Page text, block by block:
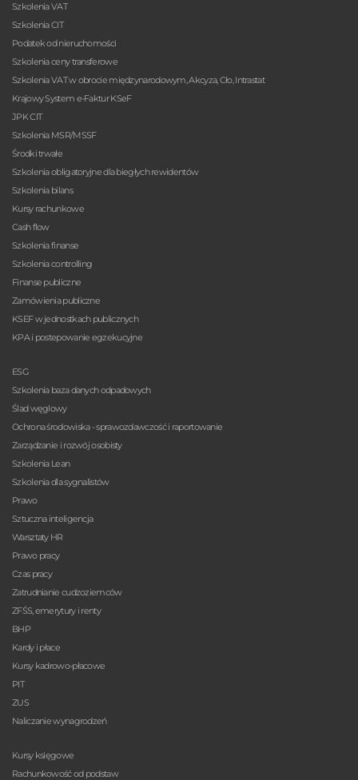
Szkolenia VAT
Szkolenia CIT
Podatek od nieruchomości
Szkolenia ceny transferowe
Szkolenia VAT w obrocie międzynarodowym, Akcyza, Cło, Intrastat
Krajowy System e-Faktur KSeF
JPK CIT
Szkolenia MSR/MSSF
Środki trwałe
Szkolenia obligatoryjne dla biegłych rewidentów
Szkolenia bilans
Kursy rachunkowe
Cash flow
Szkolenia finanse
Szkolenia controlling
Finanse publiczne
Zamówienia publiczne
KSEF w jednostkach publicznych
KPA i postepowanie egzekucyjne
ESG
Szkolenia baza danych odpadowych
Ślad węglowy
Ochrona środowiska - sprawozdawczość i raportowanie
Zarządzanie i rozwój osobisty
Szkolenia Lean
Szkolenia dla sygnalistów
Prawo
Sztuczna inteligencja
Warsztaty HR
Prawo pracy
Czas pracy
Zatrudnianie cudzoziemców
ZFŚS, emerytury i renty
BHP
Kardy i płace
Kursy kadrowo-płacowe
PIT
ZUS
Naliczanie wynagrodzeń
Kursy księgowe
Rachunkowość od podstaw